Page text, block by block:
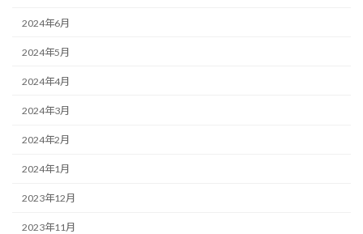
2024年6月
2024年5月
2024年4月
2024年3月
2024年2月
2024年1月
2023年12月
2023年11月